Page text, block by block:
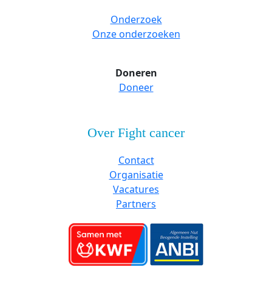
Onderzoek
Onze onderzoeken
Doneren
Doneer
Over Fight cancer
Contact
Organisatie
Vacatures
Partners